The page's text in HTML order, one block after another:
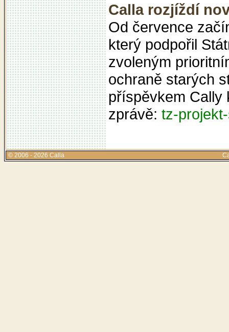
Calla rozjíždí
Od července
který podpořil
zvoleným
ochraně starých
příspěvkem Cally
zprávě: tz-
© 2006 - 2026 Calla